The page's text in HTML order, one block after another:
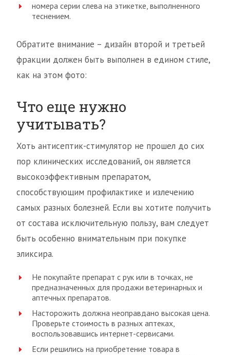
номера серии слева на этикетке, выполненного
теснением.
Обратите внимание – дизайн второй и третьей
фракции должен быть выполнен в едином стиле,
как на этом фото:
Что еще нужно
учитывать?
Хоть антисептик-стимулятор не прошел до сих
пор клинических исследований, он является
высокоэффективным препаратом,
способствующим профилактике и излечению
самых разных болезней. Если вы хотите получить
от состава исключительную пользу, вам следует
быть особенно внимательным при покупке
эликсира.
Не покупайте препарат с рук или в точках, не
предназначенных для продажи ветеринарных и
аптечных препаратов.
Насторожить должна неоправдано высокая цена.
Проверьте стоимость в разных аптеках,
воспользовавшись интернет-сервисами.
Если решились на приобретение товара в